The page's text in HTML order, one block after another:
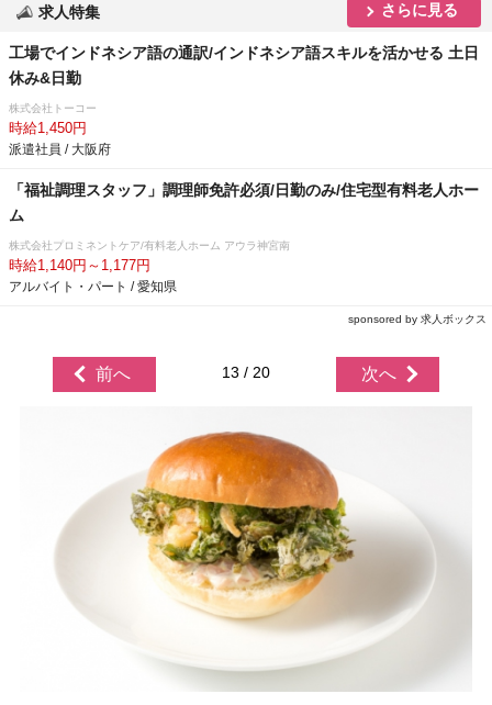
求人特集 さらに見る
工場でインドネシア語の通訳/インドネシア語スキルを活かせる 土日
休み&日勤
株式会社トーコー
時給1,450円
派遣社員 / 大阪府
「福祉調理スタッフ」調理師免許必須/日勤のみ/住宅型有料老人ホー
ム
株式会社プロミネントケア/有料老人ホーム アウラ神宮南
時給1,140円～1,177円
アルバイト・パート / 愛知県
sponsored by 求人ボックス
前へ 13 / 20 次へ